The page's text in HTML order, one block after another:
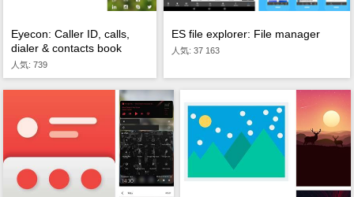
Eyecon: Caller ID, calls,
dialer & contacts book
人気: 739
ES file explorer: File manager
人気: 37 163